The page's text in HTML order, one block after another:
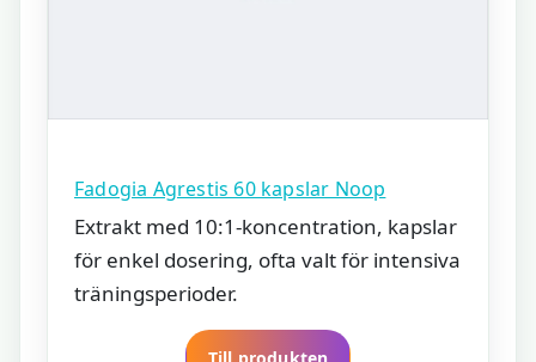
Fadogia Agrestis 60 kapslar Noop
Extrakt med 10:1-koncentration, kapslar
för enkel dosering, ofta valt för intensiva
träningsperioder.